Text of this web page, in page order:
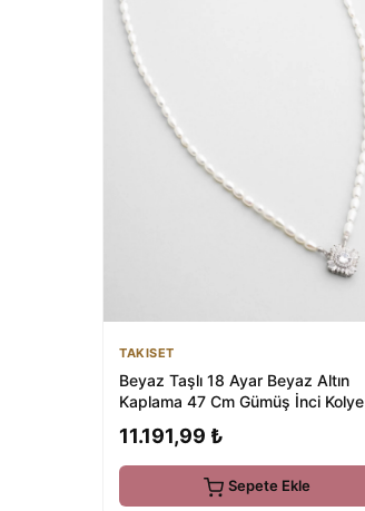
TAKISET
Beyaz Taşlı 18 Ayar Beyaz Altın
Kaplama 47 Cm Gümüş İnci Kolye
11.191,99 ₺
Sepete Ekle